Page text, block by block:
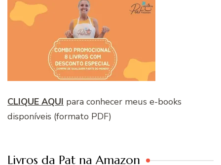
CLIQUE AQUI para conhecer meus e-books
disponíveis (formato PDF)
Livros da Pat na Amazon